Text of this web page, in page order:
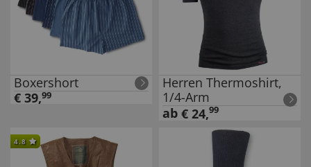
Boxershort
€ 39,99
Herren Thermoshirt,
1/4-Arm
ab € 24,99
4.8